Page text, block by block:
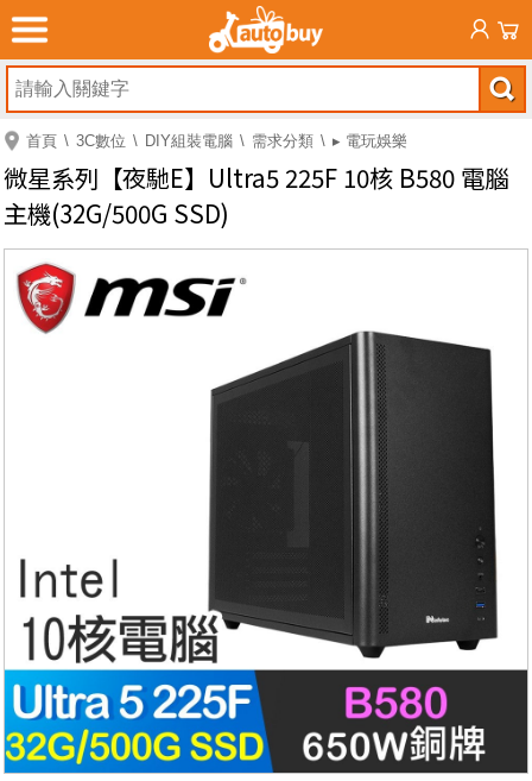
首頁 3C數位 DIY組裝電腦 需求分類 ▸ 電玩娛樂
微星系列【夜馳E】Ultra5 225F 10核 B580 電腦
主機(32G/500G SSD)